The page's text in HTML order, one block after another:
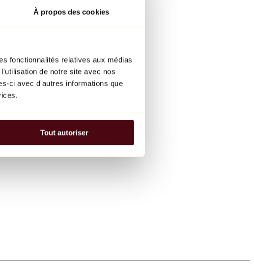
À propos des cookies
fonctionnalités relatives aux médias
de notre site avec nos
ci avec d'autres informations que
Tout autoriser